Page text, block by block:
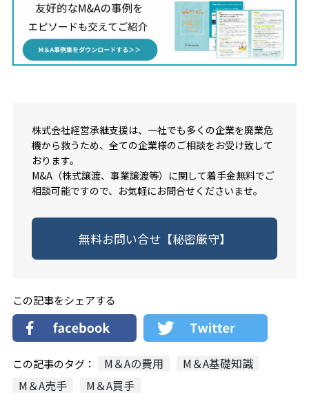
株式会社経営承継支援は、一社でも多くの企業を廃業危
機から救うため、全ての企業様のご相談をお受け致して
おります。
M&A（株式譲渡、事業譲渡等）に関して着手金無料でご
相談可能ですので、お気軽にお問合せくださいませ。
無料お問い合せ【秘密厳守】
この記事をシェアする
この記事のタグ： M＆Aの費用
M＆A基礎知識
M＆A売手
M＆A買手